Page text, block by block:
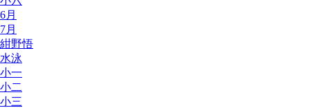
6月
7月
紺野悟
水泳
小一
小二
小三